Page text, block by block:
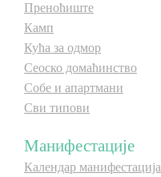
Преноћиште
Камп
Кућа за одмор
Сеоско домаћинство
Собе и апартмани
Сви типови
Манифестације
Календар манифестација